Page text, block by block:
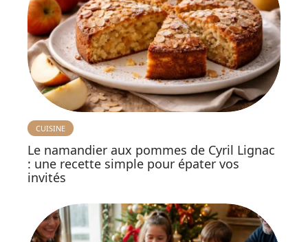
CUISINE
Le namandier aux pommes de Cyril Lignac
: une recette simple pour épater vos
invités